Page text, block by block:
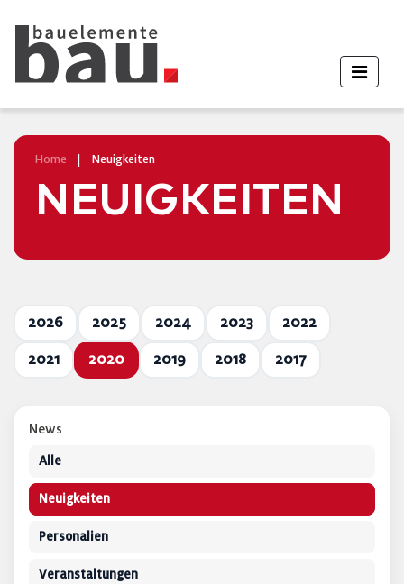
Home Neuigkeiten
NEUIGKEITEN
2026 2025 2024 2023 2022
2021 2020 2019 2018 2017
News
Alle
Neuigkeiten
Personalien
Veranstaltungen